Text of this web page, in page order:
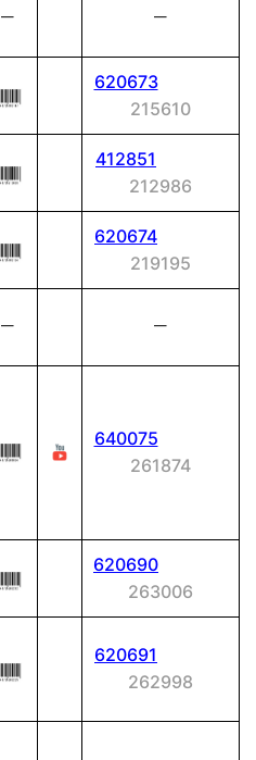
－ －
620673
215610
412851
212986
620674
219195
－ －
640075
261874
620690
263006
620691
262998